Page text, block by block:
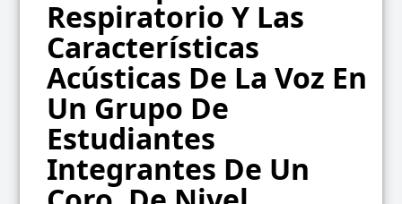
Respiratorio Y Las
Características
Acústicas De La Voz En
Un Grupo De
Estudiantes
Integrantes De Un